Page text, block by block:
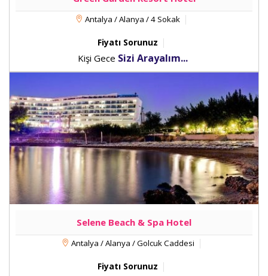
Antalya / Alanya / 4 Sokak
Fiyatı Sorunuz
Kişi Gece Sizi Arayalım...
Selene Beach & Spa Hotel
Antalya / Alanya / Golcuk Caddesi
Fiyatı Sorunuz